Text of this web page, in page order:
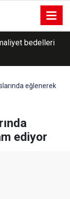
bedelleri
eğlenerek
ediyor